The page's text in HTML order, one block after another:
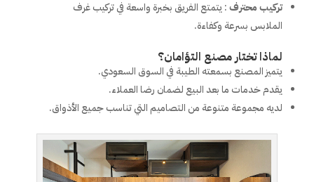
تركيب محترف: يتمتع الفريق بخبرة واسعة في تركيب غرف
الملابس بسرعة وكفاءة.
لماذا تختار مصنع التؤامان؟
يتميز المصنع بسمعته الطيبة في السوق السعودي.
يقدم خدمات ما بعد البيع لضمان رضا العملاء.
لديه مجموعة متنوعة من التصاميم التي تناسب جميع الأذواق.